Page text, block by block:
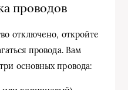
проводов
отключено, откройте
провода. Вам
основных провода: